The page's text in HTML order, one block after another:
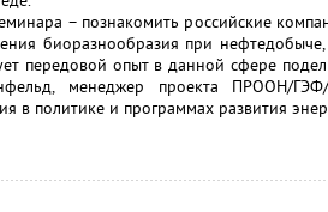
– познакомить российские
биоразнообразия при
передовой опыт в данной сфере
менеджер проекта ПРООН/
в политике и программах развития